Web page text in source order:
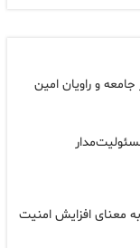
و راویان امین
به معنای افزایش امنیت